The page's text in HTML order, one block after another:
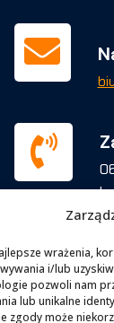
wrażenia,
i/lub
pozwoli nam
lub unikalne
zgody może


